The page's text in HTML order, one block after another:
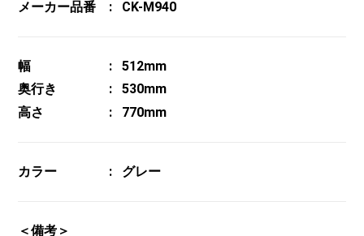
メーカー品番
CK-M940
幅
512mm
奥行き
530mm
高さ
770mm
カラー グレー
＜備考＞